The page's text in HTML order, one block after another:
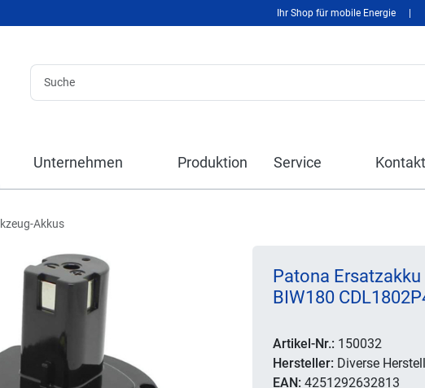
Ihr Shop für mobile Energie
Unternehmen Produktion Service Kontakt
Akkus
Patona
BIW180
Artikel-Nr.: 150032
Hersteller: Diverse
EAN: 4251292632813